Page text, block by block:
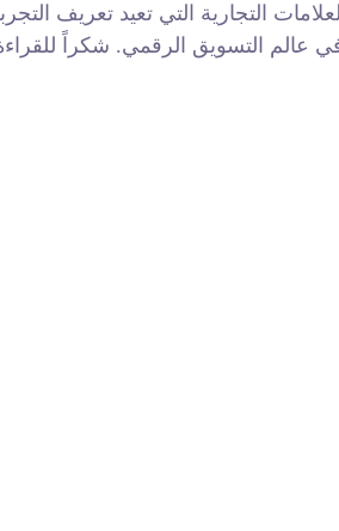
العلامات التجارية التي تعيد تعريف